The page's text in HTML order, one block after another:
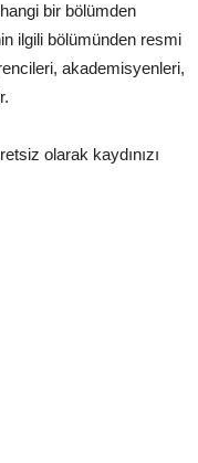
bir bölümden
ilgili bölümünden resmi
akademisyenleri,
olarak kaydınızı